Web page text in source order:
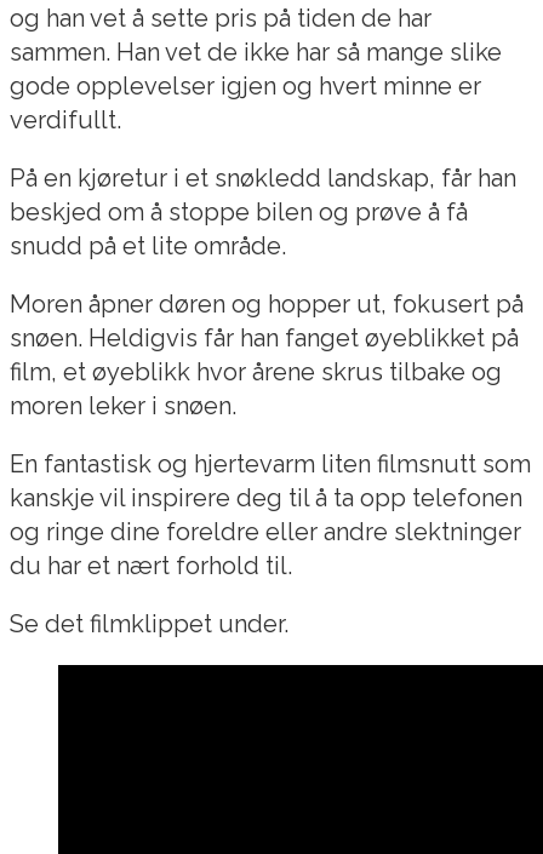
og han vet å sette pris på tiden de har
sammen. Han vet de ikke har så mange slike
gode opplevelser igjen og hvert minne er
verdifullt.
På en kjøretur i et snøkledd landskap, får han
beskjed om å stoppe bilen og prøve å få
snudd på et lite område.
Moren åpner døren og hopper ut, fokusert på
snøen. Heldigvis får han fanget øyeblikket på
film, et øyeblikk hvor årene skrus tilbake og
moren leker i snøen.
En fantastisk og hjertevarm liten filmsnutt som
kanskje vil inspirere deg til å ta opp telefonen
og ringe dine foreldre eller andre slektninger
du har et nært forhold til.
Se det filmklippet under.